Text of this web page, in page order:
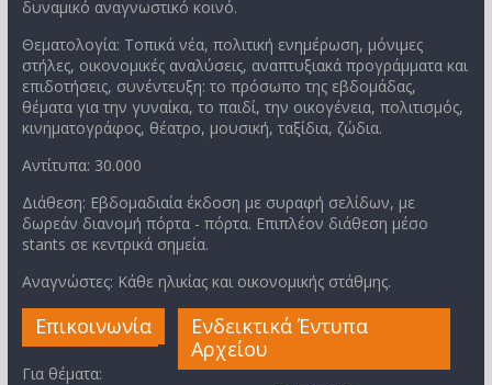
δυναμικό αναγνωστικό κοινό.
Θεματολογία: Τοπικά νέα, πολιτική ενημέρωση, μόνιμες
στήλες, οικονομικές αναλύσεις, αναπτυξιακά προγράμματα και
επιδοτήσεις, συνέντευξη: το πρόσωπο της εβδομάδας,
θέματα για την γυναίκα, το παιδί, την οικογένεια, πολιτισμός,
κινηματογράφος, θέατρο, μουσική, ταξίδια, ζώδια.
Αντίτυπα: 30.000
Διάθεση: Εβδομαδιαία έκδοση με συραφή σελίδων, με
δωρεάν διανομή πόρτα - πόρτα. Επιπλέον διάθεση μέσο
stants σε κεντρικά σημεία.
Αναγνώστες: Κάθε ηλικίας και οικονομικής στάθμης.
Επικοινωνία
Για θέματα:
Ενδεικτικά Έντυπα
Αρχείου